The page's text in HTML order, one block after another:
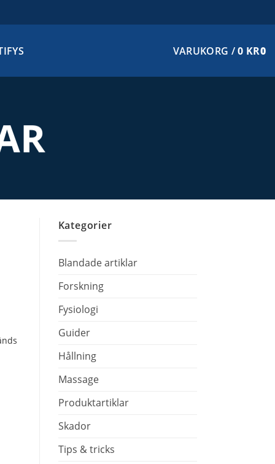
VARUKORG /0 KR0
Kategorier
Blandade artiklar
Forskning
Fysiologi
Guider
Hållning
Massage
Produktartiklar
Skador
Tips & tricks